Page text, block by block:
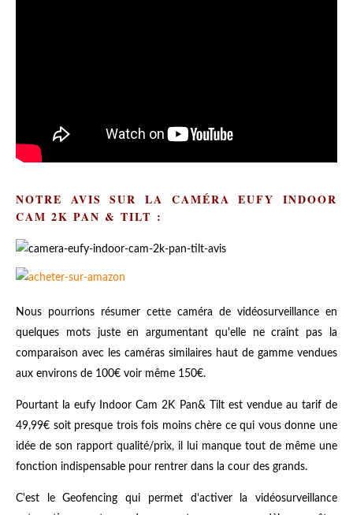
NOTRE AVIS SUR LA CAMÉRA EUFY INDOOR
CAM 2K PAN & TILT :
Nous pourrions résumer cette caméra de vidéosurveillance en
quelques mots juste en argumentant qu'elle ne craint pas la
comparaison avec les caméras similaires haut de gamme vendues
aux environs de 100€ voir même 150€.
Pourtant la eufy Indoor Cam 2K Pan& Tilt est vendue au tarif de
49,99€ soit presque trois fois moins chère ce qui vous donne une
idée de son rapport qualité/prix, il lui manque tout de même une
fonction indispensable pour rentrer dans la cour des grands.
C'est le Geofencing qui permet d'activer la vidéosurveillance